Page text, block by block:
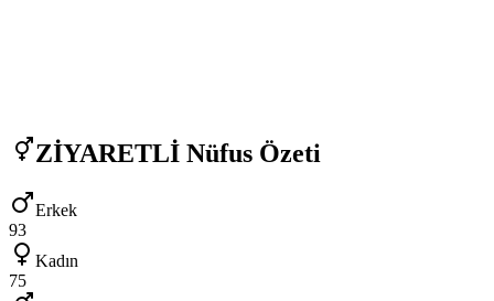
ZİYARETLİ Nüfus Özeti
Erkek
93
Kadın
75